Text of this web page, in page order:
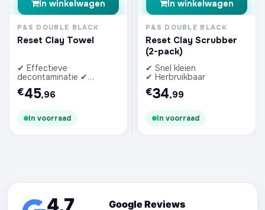
In winkelwagen
P&S DOUBLE BLACK
Reset Clay Towel
✔ Effectieve
decontaminatie ✔
Herbruikbaar
€45,96
In voorraad
In winkelwagen
P&S DOUBLE BLACK
Reset Clay Scrubber
(2-pack)
✔ Snel kleien
✔ Herbruikbaar
€34,99
In voorraad
4,7 Google Reviews